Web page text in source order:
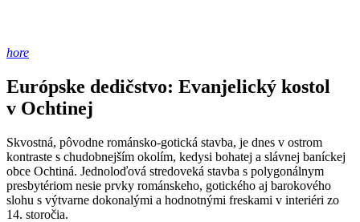
hore
Európske dedičstvo: Evanjelický kostol
v Ochtinej
Skvostná, pôvodne románsko-gotická stavba, je dnes v ostrom
kontraste s chudobnejším okolím, kedysi bohatej a slávnej baníckej
obce Ochtiná. Jednoloďová stredoveká stavba s polygonálnym
presbytériom nesie prvky románskeho, gotického aj barokového
slohu s výtvarne dokonalými a hodnotnými freskami v interiéri zo
14. storočia.